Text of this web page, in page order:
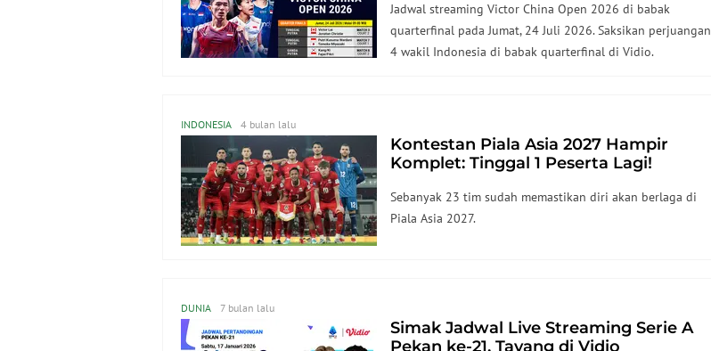
Jadwal streaming Victor China Open 2026 di babak
quarterfinal pada Jumat, 24 Juli 2026. Saksikan perjuangan
4 wakil Indonesia di babak quarterfinal di Vidio.
INDONESIA 4 bulan lalu
Kontestan Piala Asia 2027 Hampir
Komplet: Tinggal 1 Peserta Lagi!
Sebanyak 23 tim sudah memastikan diri akan berlaga di
Piala Asia 2027.
DUNIA 7 bulan lalu
Simak Jadwal Live Streaming Serie A
Pekan ke-21, Tayang di Vidio